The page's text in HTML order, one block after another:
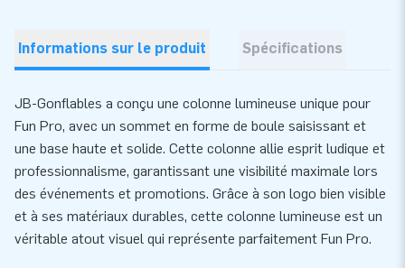
Informations sur le produit Spécifications
JB-Gonflables a conçu une colonne lumineuse unique pour
Fun Pro, avec un sommet en forme de boule saisissant et
une base haute et solide. Cette colonne allie esprit ludique et
professionnalisme, garantissant une visibilité maximale lors
des événements et promotions. Grâce à son logo bien visible
et à ses matériaux durables, cette colonne lumineuse est un
véritable atout visuel qui représente parfaitement Fun Pro.